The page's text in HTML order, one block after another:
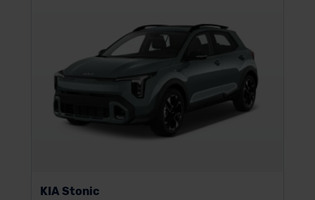
KIA Stonic